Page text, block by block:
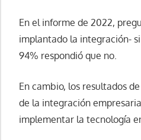
En el informe de 2022,
implantado la integración-
94% respondió que no.
En cambio, los resultados
de la integración
implementar la tecnología